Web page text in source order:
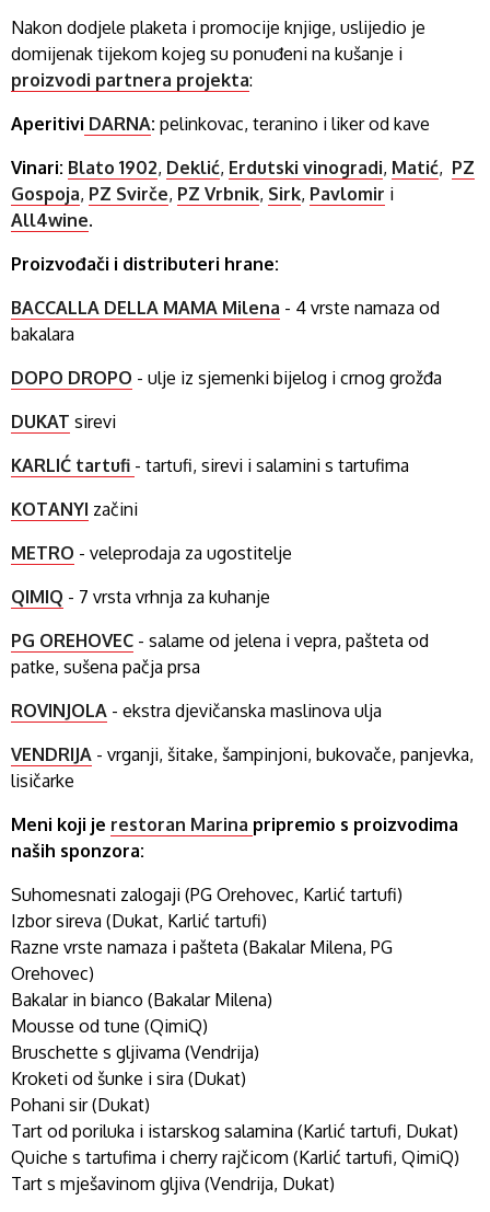
Nakon dodjele plaketa i promocije knjige, uslijedio je
domijenak tijekom kojeg su ponuđeni na kušanje i
proizvodi partnera projekta:
Aperitivi DARNA: pelinkovac, teranino i liker od kave
Vinari: Blato 1902, Deklić, Erdutski vinogradi, Matić, PZ
Gospoja, PZ Svirče, PZ Vrbnik, Sirk, Pavlomir i
All4wine.
Proizvođači i distributeri hrane:
BACCALLA DELLA MAMA Milena - 4 vrste namaza od
bakalara
DOPO DROPO - ulje iz sjemenki bijelog i crnog grožđa
DUKAT sirevi
KARLIĆ tartufi - tartufi, sirevi i salamini s tartufima
KOTANYI začini
METRO - veleprodaja za ugostitelje
QIMIQ - 7 vrsta vrhnja za kuhanje
PG OREHOVEC - salame od jelena i vepra, pašteta od
patke, sušena pačja prsa
ROVINJOLA - ekstra djevičanska maslinova ulja
VENDRIJA - vrganji, šitake, šampinjoni, bukovače, panjevka,
lisičarke
Meni koji je restoran Marina pripremio s proizvodima
naših sponzora:
Suhomesnati zalogaji (PG Orehovec, Karlić tartufi)
Izbor sireva (Dukat, Karlić tartufi)
Razne vrste namaza i pašteta (Bakalar Milena, PG
Orehovec)
Bakalar in bianco (Bakalar Milena)
Mousse od tune (QimiQ)
Bruschette s gljivama (Vendrija)
Kroketi od šunke i sira (Dukat)
Pohani sir (Dukat)
Tart od poriluka i istarskog salamina (Karlić tartufi, Dukat)
Quiche s tartufima i cherry rajčicom (Karlić tartufi, QimiQ)
Tart s mješavinom gljiva (Vendrija, Dukat)